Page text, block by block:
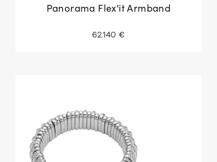
Panorama Flex'it Armband
62.140 €